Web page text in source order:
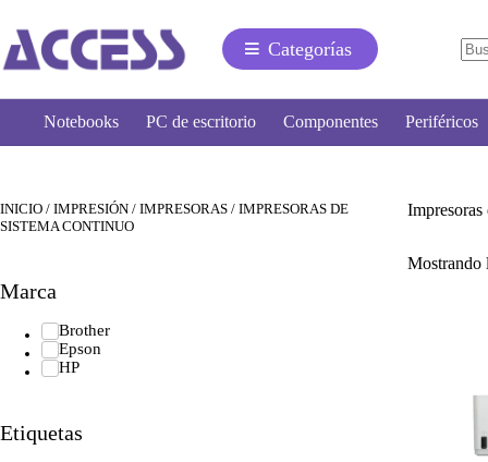
Categorías
Notebooks PC de escritorio Componentes Periféricos
Mostrando
INICIO / IMPRESIÓN / IMPRESORAS / IMPRESORAS DE
SISTEMA CONTINUO
Marca
Brother
Epson
HP
Etiquetas